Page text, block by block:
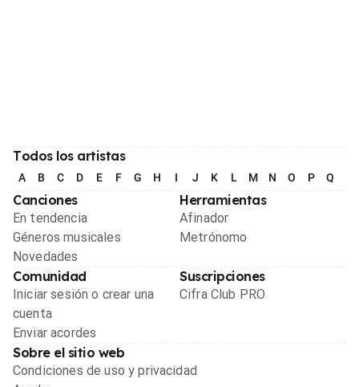
Todos los artistas
A B C D E F G H I J K L M N O P Q
Canciones
En tendencia
Géneros musicales
Novedades
Herramientas
Afinador
Metrónomo
Comunidad
Iniciar sesión o crear una
cuenta
Enviar acordes
Suscripciones
Cifra Club PRO
Sobre el sitio web
Condiciones de uso y privacidad